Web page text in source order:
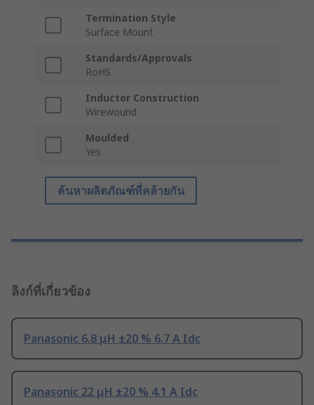
Termination Style
Surface Mount
Standards/Approvals
RoHS
Inductor Construction
Wirewound
Moulded
Yes
ค้นหาผลิตภัณฑ์ที่คล้ายกัน
ลิงก์ที่เกี่ยวข้อง
Panasonic 6.8 μH ±20 % 6.7 A Idc
Panasonic 22 μH ±20 % 4.1 A Idc